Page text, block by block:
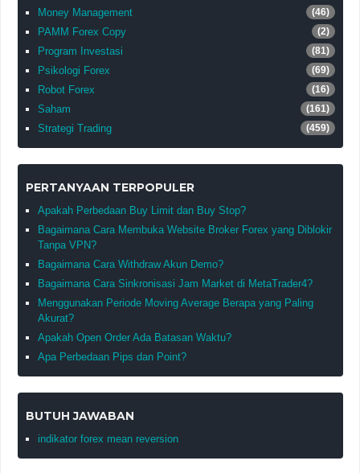
Money Management (46)
PAMM Forex Copy (2)
Program Investasi (81)
Psikologi Forex (69)
Robot Forex (16)
Saham (161)
Strategi Trading (459)
PERTANYAAN TERPOPULER
Apakah Perbedaan Buy Limit dan Buy Stop?
Bagaimana Cara Membuka Website Broker Forex yang Diblokir
Tanpa VPN?
Bagaimana Cara Withdraw Akun Demo?
Bagaimana Cara Sinkronisasi Jam Market di MetaTrader4?
Menggunakan Periode Moving Average Berapa yang Paling
Akurat?
Apakah Open Order Ada Batasan Waktu?
Apa Perbedaan Pips dan Point?
BUTUH JAWABAN
indikator forex mean reversion